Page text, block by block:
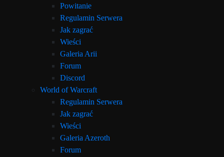
Powitanie
Regulamin Serwera
Jak zagrać
Wieści
Galeria Arii
Forum
Discord
World of Warcraft
Regulamin Serwera
Jak zagrać
Wieści
Galeria Azeroth
Forum